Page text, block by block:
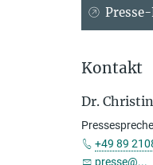
Kontakt
Dr.
+49 89
presse@...